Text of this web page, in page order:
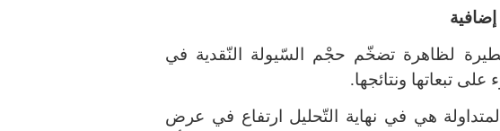
لظاهرة تضخّم حجْم السّيولة النّقدية في
تبعاتها ونتائجها.
هي في نهاية التّحليل ارتفاع في عرض